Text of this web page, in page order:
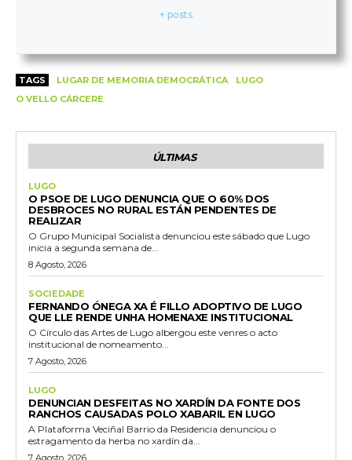
+ posts
TAGS LUGAR DE MEMORIA DEMOCRÁTICA
LUGO
O VELLO CÁRCERE
ÚLTIMAS
LUGO
O PSOE DE LUGO DENUNCIA QUE O 60% DOS
DESBROCES NO RURAL ESTÁN PENDENTES DE
REALIZAR
O Grupo Municipal Socialista denunciou este sábado que Lugo
inicia a segunda semana de...
8 Agosto, 2026
SOCIEDADE
FERNANDO ÓNEGA XA É FILLO ADOPTIVO DE LUGO
QUE LLE RENDE UNHA HOMENAXE INSTITUCIONAL
O Círculo das Artes de Lugo albergou este venres o acto
institucional de nomeamento...
7 Agosto, 2026
LUGO
DENUNCIAN DESFEITAS NO XARDÍN DA FONTE DOS
RANCHOS CAUSADAS POLO XABARIL EN LUGO
A Plataforma Veciñal Barrio da Residencia denunciou o
estragamento da herba no xardín da...
7 Agosto, 2026